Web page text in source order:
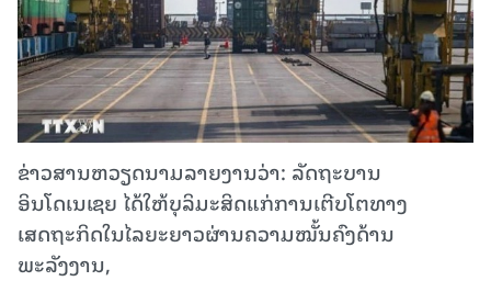
ຂ່າວສານຫວຽດນາມລາຍງານວ່າ: ລັດຖະບານ
ອິນໂດເນເຊຍ ໄດ້ໃຫ້ບຸລິມະສິດແກ່ການເຕີບໂຕທາງ
ເສດຖະກິດໃນໄລຍະຍາວຜ່ານຄວາມໝັ້ນຄົງດ້ານ
ພະລັງງານ,